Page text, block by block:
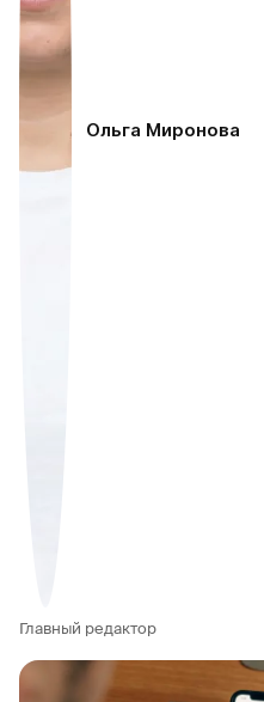
Ольга Миронова
Главный редактор